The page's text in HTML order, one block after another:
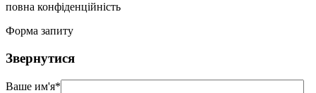
повна конфіденційність
Форма запиту
Звернутися
Ваше им'я*